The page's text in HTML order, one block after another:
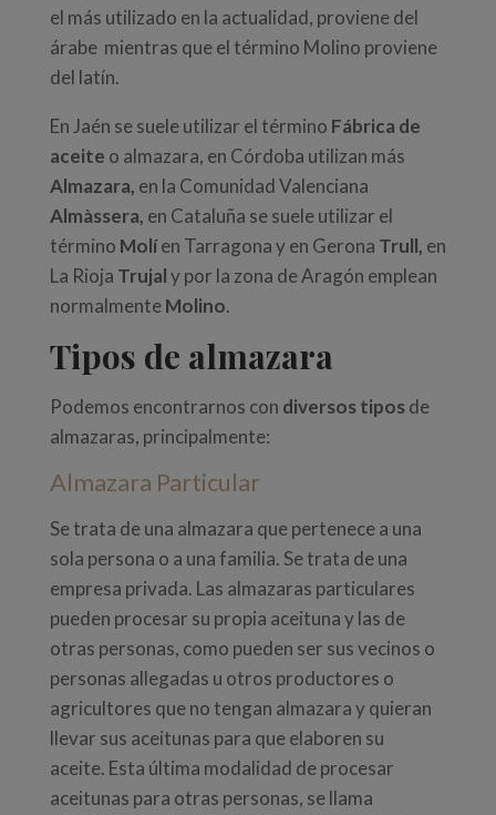
el más utilizado en la actualidad, proviene del
árabe mientras que el término Molino proviene
del latín.
EnJaén se suele utilizar el término Fábrica de
aceite o almazara, en Córdoba utilizan más
Almazara, en la Comunidad Valenciana
Almàssera, en Cataluña se suele utilizar el
término Molíen Tarragona y en Gerona Trull, en
La Rioja Trujaly por la zona de Aragón emplean
normalmenteMolino.
Tipos de almazara
Podemos encontrarnos con diversos tiposde
almazaras, principalmente:
Almazara Particular
Se trata de una almazara que pertenece a una
sola persona o a una familia. Se trata de una
empresa privada. Las almazaras particulares
pueden procesar su propia aceituna y las de
otras personas, como pueden ser sus vecinos o
personas allegadas u otros productores o
agricultores que no tengan almazara y quieran
llevar sus aceitunas para que elaboren su
aceite. Esta última modalidad de procesar
aceitunas para otras personas, se llama